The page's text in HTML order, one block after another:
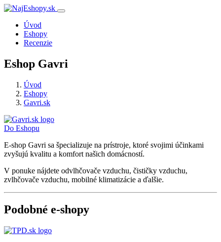
Úvod
Eshopy
Recenzie
Eshop Gavri
Úvod
Eshopy
Gavri.sk
Do Eshopu
E-shop Gavri sa špecializuje na prístroje, ktoré svojimi účinkami
zvyšujú kvalitu a komfort našich domácností.
V ponuke nájdete odvlhčovače vzduchu, čističky vzduchu,
zvlhčovače vzduchu, mobilné klimatizácie a ďalšie.
Podobné e-shopy